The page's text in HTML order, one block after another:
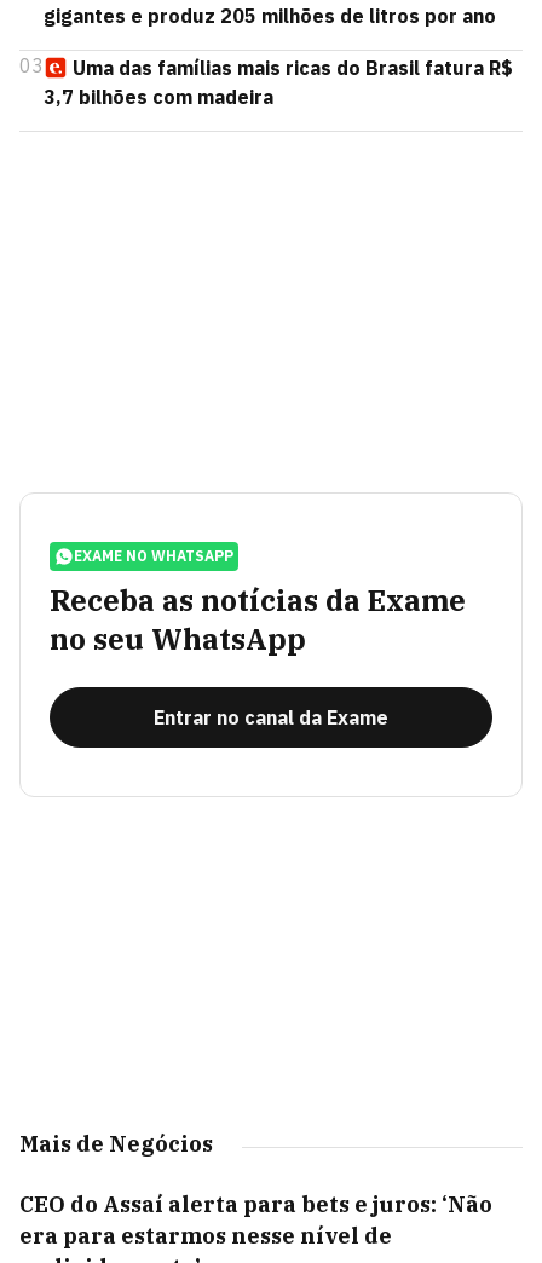
gigantes e produz 205 milhões de litros por ano
03
Uma das famílias mais ricas do Brasil fatura R$
3,7 bilhões com madeira
EXAME NO WHATSAPP
Receba as notícias da Exame
no seu WhatsApp
Entrar no canal da Exame
Mais de Negócios
CEO do Assaí alerta para bets e juros: ‘Não
era para estarmos nesse nível de